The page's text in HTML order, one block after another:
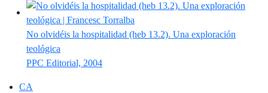
No olvidéis la hospitalidad (heb 13.2). Una exploración
teológica
PPC Editorial, 2004
CA